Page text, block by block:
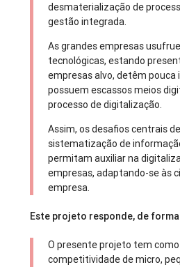
desmaterialização de
gestão integrada.
As grandes empresas
tecnológicas, estando
empresas alvo, detêm
possuem escassos meios
processo de digitalização.
Assim, os desafios centrais
sistematização de
permitam auxiliar na
empresas, adaptando-se às
empresa.
Este projeto responde, de
O presente projeto tem
competitividade de micro,